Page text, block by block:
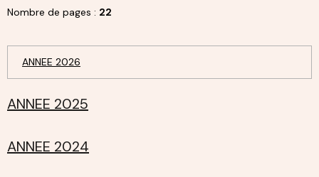
Nombre de pages : 22
ANNEE 2026
ANNEE 2025
ANNEE 2024